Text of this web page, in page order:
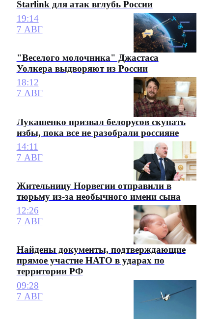
Starlink для атак вглубь России
19:14
7 АВГ
"Веселого молочника" Джастаса
Уолкера выдворяют из России
18:12
7 АВГ
Лукашенко призвал белорусов скупать
избы, пока все не разобрали россияне
14:11
7 АВГ
Жительницу Норвегии отправили в
тюрьму из-за необычного имени сына
12:26
7 АВГ
Найдены документы, подтверждающие
прямое участие НАТО в ударах по
территории РФ
09:28
7 АВГ